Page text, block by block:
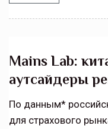
Mains Lab:
аутсайдеры
По данным*
для страхового